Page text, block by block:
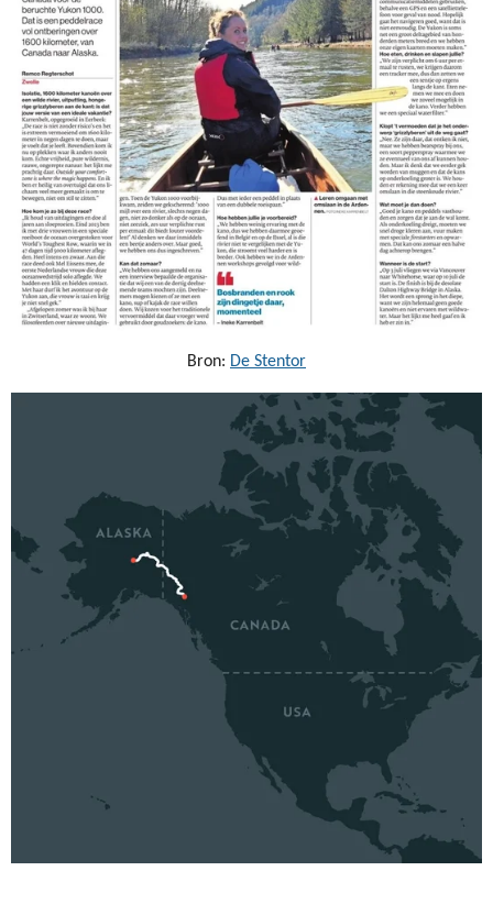
Bron: De Stentor